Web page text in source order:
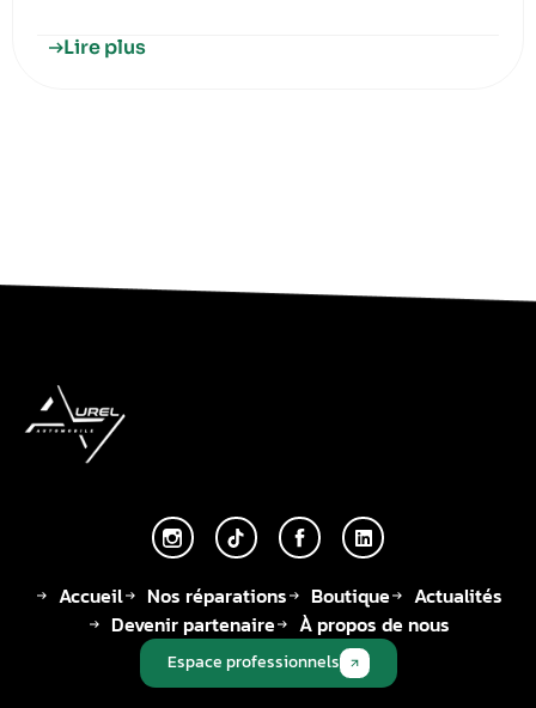
Lire plus
Accueil Nos réparations Boutique
Actualités
Devenir partenaire
À propos de nous
Espace professionnels